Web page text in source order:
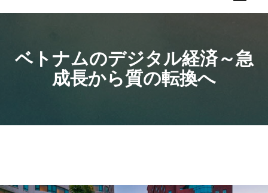
ベトナムのデジタル経済～急
成長から質の転換へ